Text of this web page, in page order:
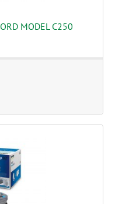
MODEL C250